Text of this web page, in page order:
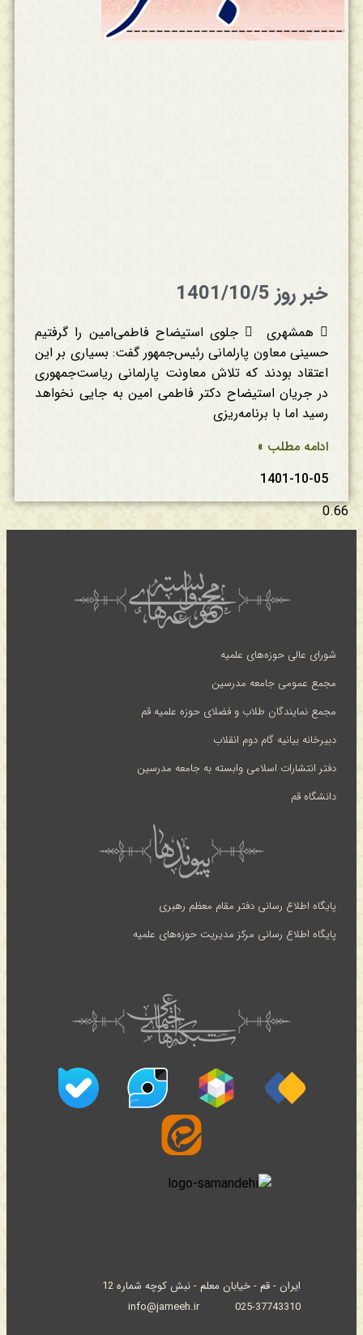
خبر روز 1401/10/5
 همشهری  جلوی استیضاح فاطمی‌امین را گرفتیم
حسینی معاون پارلمانی رئیس‌جمهور گفت: بسیاری بر این
اعتقاد بودند که تلاش معاونت پارلمانی ریاست‌جمهوری
در جریان استیضاح دکتر فاطمی امین به جایی نخواهد
رسید اما با برنامه‌ریزی
ادامه مطلب »
1401-10-05
شورای عالی حوزه‌های علمیه
مجمع عمومی جامعه مدرسین
مجمع نمایندگان طلاب و فضلای حوزه علمیه قم
دبیرخانه بیانیه گام دوم انقلاب
دفتر انتشارات اسلامی وابسته به جامعه مدرسین
دانشگاه قم
پایگاه اطلاع رسانی دفتر مقام معظم رهبری
پایگاه اطلاع رسانی مرکز مدیریت حوزه‌های علمیه
ایران - قم - خیابان معلم - نبش کوچه شماره 12
025-37743310
info@jameeh.ir